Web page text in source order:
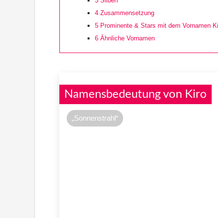
4 Zusammensetzung
5 Prominente & Stars mit dem Vornamen
6 Ähnliche Vornamen
Namensbedeutung von Kiro
„Sonnenstrahl“